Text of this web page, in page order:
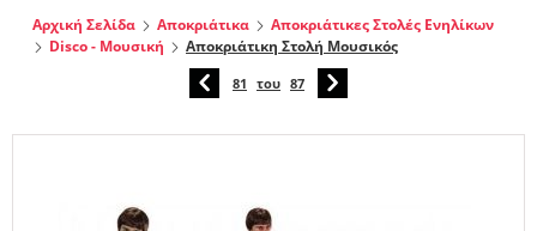
Αρχική Σελίδα Αποκριάτικα
Αποκριάτικες Στολές Ενηλίκων
Disco - Μουσική
Αποκριάτικη Στολή Μουσικός
81 του 87